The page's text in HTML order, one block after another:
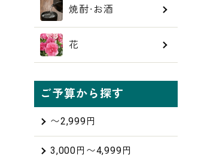
焼酎・お酒
花
ご予算から探す
〜2,999円
3,000円〜4,999円